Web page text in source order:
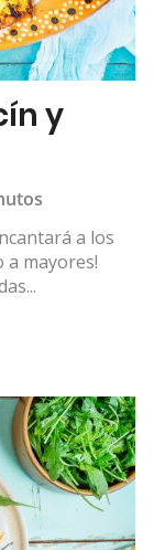
y
a los
mayores!